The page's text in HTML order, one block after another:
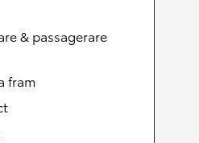
& passagerare
fram